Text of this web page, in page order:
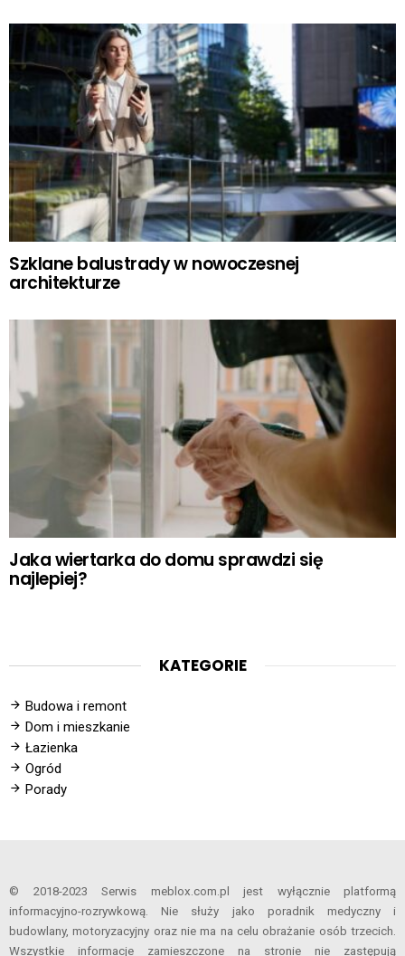
Szklane balustrady w nowoczesnej
architekturze
Jaka wiertarka do domu sprawdzi się
najlepiej?
KATEGORIE
Budowa i remont
Dom i mieszkanie
Łazienka
Ogród
Porady
© 2018-2023 Serwis meblox.com.pl jest wyłącznie platformą
informacyjno-rozrywkową. Nie służy jako poradnik medyczny i
budowlany, motoryzacyjny oraz nie ma na celu obrażanie osób trzecich.
Wszystkie informacje zamieszczone na stronie nie zastępują